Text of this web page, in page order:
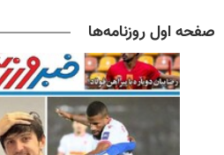
صفحه اول روزنامه‌ها